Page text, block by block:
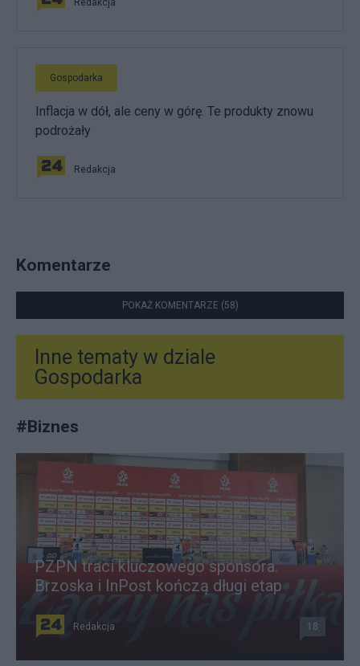
Gospodarka
Inflacja w dół, ale ceny w górę. Te produkty znowu
podrożały
Redakcja
Komentarze
POKAŻ KOMENTARZE (58)
Inne tematy w dziale
Gospodarka
#Biznes
PZPN traci kluczowego sponsora.
Brzoska i InPost kończą długi etap
Redakcja 18